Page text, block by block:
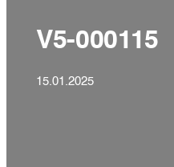
V5-000115
15.01.2025